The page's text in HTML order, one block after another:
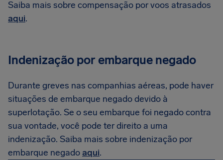
Saiba mais sobre compensação por voos atrasados
aqui.
Indenização por embarque negado
Durante greves nas companhias aéreas, pode haver
situações de embarque negado devido à
superlotação. Se o seu embarque foi negado contra
sua vontade, você pode ter direito a uma
indenização. Saiba mais sobre indenização por
embarque negadoaqui.